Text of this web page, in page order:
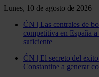
Lunes, 10 de agosto de 2026
ÓN | Las centrales de
competitiva en España
suficiente
ÓN | El secreto del
Constantine a generar